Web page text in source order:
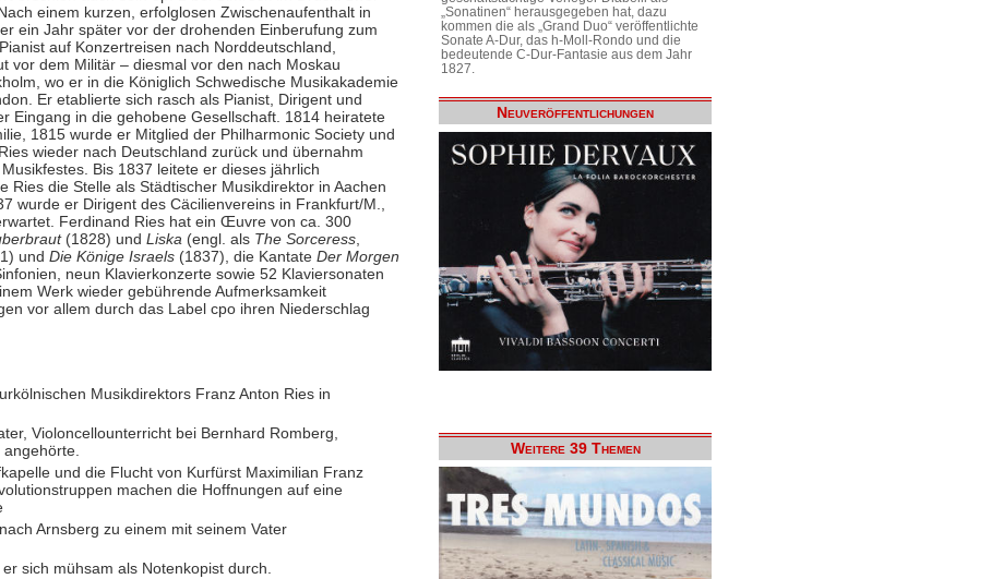
einem kurzen, erfolglosen Zwischenaufenthalt in
ein Jahr später vor der drohenden Einberufung zum
auf Konzertreisen nach Norddeutschland,
vor dem Militär – diesmal vor den nach Moskau
wo er in die Königlich Schwedische Musikakademie
Er etablierte sich rasch als Pianist, Dirigent und
Eingang in die gehobene Gesellschaft. 1814 heiratete
1815 wurde er Mitglied der Philharmonic Society und
wieder nach Deutschland zurück und übernahm
Bis 1837 leitete er dieses jährlich
die Stelle als Städtischer Musikdirektor in Aachen
wurde er Dirigent des Cäcilienvereins in Frankfurt/M.,
Ferdinand Ries hat ein Œuvre von ca. 300
(1828) und Liska (engl. als The Sorceress,
und Die Könige Israels(1837), die Kantate Der Morgen
neun Klavierkonzerte sowie 52 Klaviersonaten
Werk wieder gebührende Aufmerksamkeit
vor allem durch das Label cpo ihren Niederschlag
Musikdirektors Franz Anton Ries in
Violoncellounterricht bei Bernhard Romberg,
und die Flucht von Kurfürst Maximilian Franz
machen die Hoffnungen auf eine
Arnsberg zu einem mit seinem Vater
sich mühsam als Notenkopist durch.
„Sonatinen“ herausgegeben hat, dazu
kommen die als „Grand Duo“ veröffentlichte
Sonate A-Dur, das h-Moll-Rondo und die
bedeutende C-Dur-Fantasie aus dem Jahr
1827.
Neuveröffentlichungen
Weitere 39 Themen